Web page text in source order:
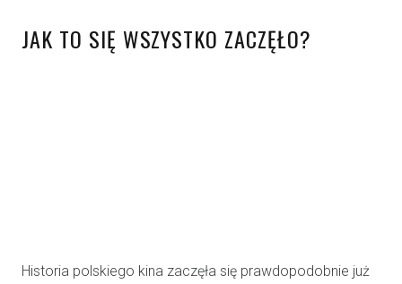
JAK TO SIĘ WSZYSTKO ZACZĘŁO?
Historia polskiego kina zaczęła się prawdopodobnie już